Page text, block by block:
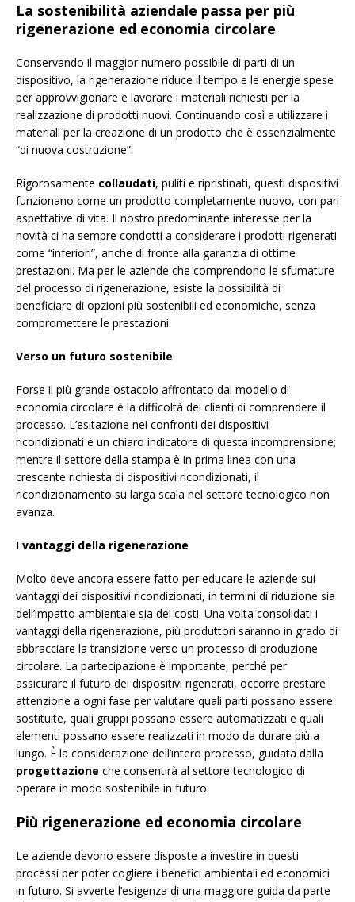
La sostenibilità aziendale passa per più
rigenerazione ed economia circolare
Conservando il maggior numero possibile di parti di un
dispositivo, la rigenerazione riduce il tempo e le energie spese
per approvvigionare e lavorare i materiali richiesti per la
realizzazione di prodotti nuovi. Continuando così a utilizzare i
materiali per la creazione di un prodotto che è essenzialmente
“di nuova costruzione”.
Rigorosamente collaudati, puliti e ripristinati, questi dispositivi
funzionano come un prodotto completamente nuovo, con pari
aspettative di vita. Il nostro predominante interesse per la
novità ci ha sempre condotti a considerare i prodotti rigenerati
come “inferiori”, anche di fronte alla garanzia di ottime
prestazioni. Ma per le aziende che comprendono le sfumature
del processo di rigenerazione, esiste la possibilità di
beneficiare di opzioni più sostenibili ed economiche, senza
compromettere le prestazioni.
Verso un futuro sostenibile
Forse il più grande ostacolo affrontato dal modello di
economia circolare è la difficoltà dei clienti di comprendere il
processo. L’esitazione nei confronti dei dispositivi
ricondizionati è un chiaro indicatore di questa incomprensione;
mentre il settore della stampa è in prima linea con una
crescente richiesta di dispositivi ricondizionati, il
ricondizionamento su larga scala nel settore tecnologico non
avanza.
I vantaggi della rigenerazione
Molto deve ancora essere fatto per educare le aziende sui
vantaggi dei dispositivi ricondizionati, in termini di riduzione sia
dell’impatto ambientale sia dei costi. Una volta consolidati i
vantaggi della rigenerazione, più produttori saranno in grado di
abbracciare la transizione verso un processo di produzione
circolare. La partecipazione è importante, perché per
assicurare il futuro dei dispositivi rigenerati, occorre prestare
attenzione a ogni fase per valutare quali parti possano essere
sostituite, quali gruppi possano essere automatizzati e quali
elementi possano essere realizzati in modo da durare più a
lungo. È la considerazione dell’intero processo, guidata dalla
progettazione che consentirà al settore tecnologico di
operare in modo sostenibile in futuro.
Più rigenerazione ed economia circolare
Le aziende devono essere disposte a investire in questi
processi per poter cogliere i benefici ambientali ed economici
in futuro. Si avverte l’esigenza di una maggiore guida da parte